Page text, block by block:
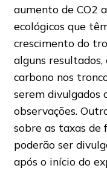
aumento de CO2
ecológicos que
crescimento do
alguns
carbono nos
serem divulgados
observações.
sobre as taxas de
poderão ser
após o início do